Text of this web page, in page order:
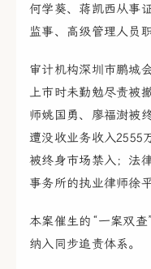
何学葵、蒋凯西从事
监事、高级管理人员职
审计机构深圳市鹏城
上市时未勤勉尽责被
师姚国勇、廖福澍被
遭没收业务收入2555
被终身市场禁入；法
事务所的执业律师徐
本案催生的“一案双
纳入同步追责体系。